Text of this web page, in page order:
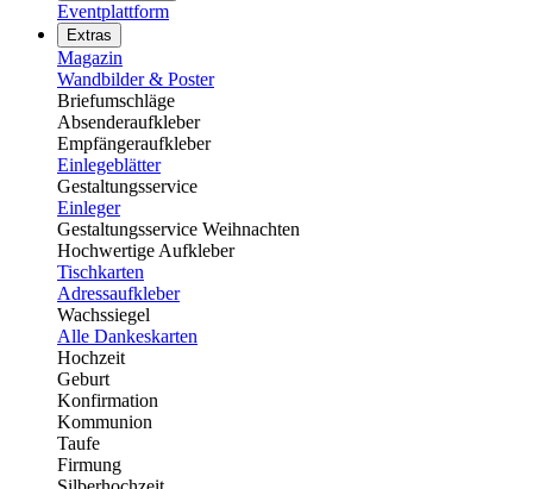
Eventplattform
Extras
Magazin
Wandbilder & Poster
Briefumschläge
Absenderaufkleber
Empfängeraufkleber
Einlegeblätter
Gestaltungsservice
Einleger
Gestaltungsservice Weihnachten
Hochwertige Aufkleber
Tischkarten
Adressaufkleber
Wachssiegel
Alle Dankeskarten
Hochzeit
Geburt
Konfirmation
Kommunion
Taufe
Firmung